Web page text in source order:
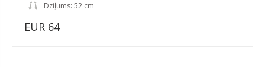
Dziļums: 52 cm
EUR 64